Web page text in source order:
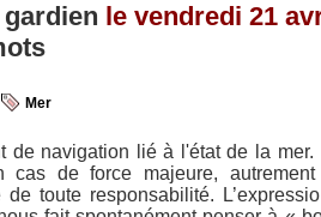
gardien le vendredi 21
Mer
de navigation lié à l'état de la
cas de force majeure,
de toute responsabilité.